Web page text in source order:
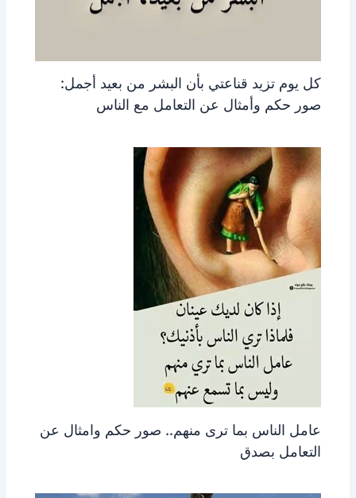
كل يوم تزيد قناعتي بأن البشر من بعيد أجمل:
صور حكم وأمثال عن التعامل مع الناس
عامل الناس بما ترى منهم.. صور حكم وامثال عن
التعامل بصدق